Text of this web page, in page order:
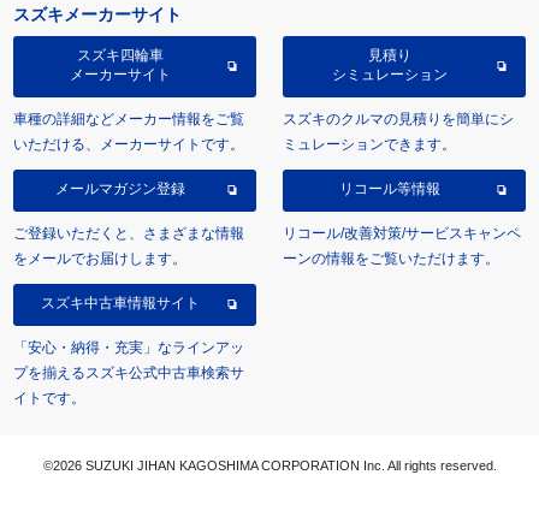
スズキメーカーサイト
スズキ四輪車
メーカーサイト
車種の詳細などメーカー情報をご覧
いただける、メーカーサイトです。
見積り
シミュレーション
スズキのクルマの見積りを簡単にシ
ミュレーションできます。
メールマガジン登録
ご登録いただくと、さまざまな情報
をメールでお届けします。
リコール等情報
リコール/改善対策/サービスキャンペ
ーンの情報をご覧いただけます。
スズキ中古車情報サイト
「安心・納得・充実」なラインアッ
プを揃えるスズキ公式中古車検索サ
イトです。
©2026 SUZUKI JIHAN KAGOSHIMA CORPORATION Inc. All rights reserved.